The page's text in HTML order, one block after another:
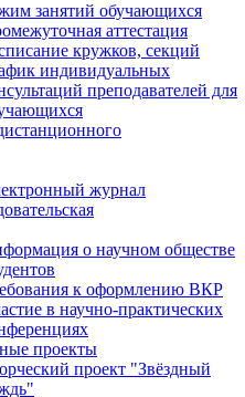
занятий обучающихся
аттестация
кружков, секций
индивидуальных
преподавателей для
журнал
о научном обществе
к оформлению ВКР
в научно-практических
проекты
проект "Звёздный